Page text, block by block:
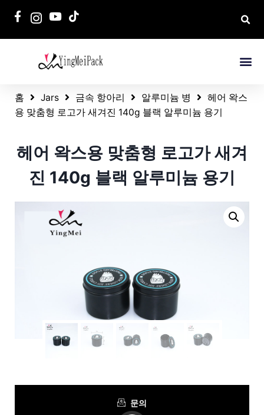
홈 Jars 금속 항아리 알루미늄 병
헤어 왁스
용 맞춤형 로고가 새겨진 140g 블랙 알루미늄 용기
헤어 왁스용 맞춤형 로고가 새겨
진 140g 블랙 알루미늄 용기
문의